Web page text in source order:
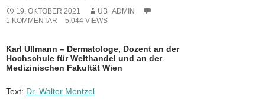
19. OKTOBER 2021
UB_ADMIN
1 KOMMENTAR
5.044 VIEWS
Karl Ullmann – Dermatologe, Dozent an der
Hochschule für Welthandel und an der
Medizinischen Fakultät Wien
Text: Dr. Walter Mentzel